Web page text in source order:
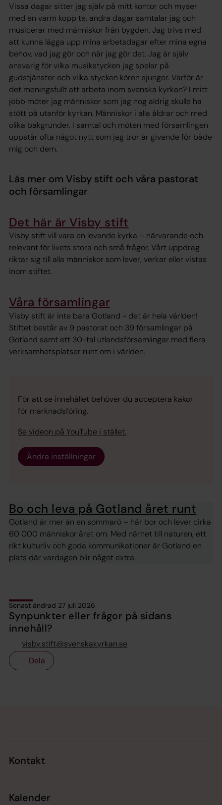
Vissa dagar sitter jag själv på mitt kontor och myser
med en varm kopp te, andra dagar samtalar jag och
musicerar med människor från bygden. Jag trivs med
att kunna lägga upp mina arbetsdagar efter mina egna
behov, vad jag gör och när jag gör det. Jag är själv
ansvarig för vilka musikstycken jag spelar på
gudstjänster och vilka stycken kören sjunger. Varför är
det meningsfullt att arbeta inom svenska kyrkan? I mitt
jobb möter jag människor som jag nog aldrig skulle ha
stött på utanför kyrkan. Människor i alla åldrar och med
olika bakgrunder. I samtal och möten med församlingen
uppstår ofta något nytt som jag tror är givande för både
mig och dem.
Läs mer om Visby stift och våra pastorat
och församlingar
Det här är Visby stift
Visby stift vill vara en levande kyrka – närvarande och
relevant för livets stora och små frågor. Vårt uppdrag
riktar sig till alla människor som lever, verkar eller vistas
inom stiftet.
Våra församlingar
Visby stift är inte bara Gotland - det är hela världen!
Stiftet består av 9 pastorat och 39 församlingar på
Gotland samt ett 30-tal utlandsförsamlingar med flera
verksamhetsplatser runt om i världen.
För att se innehållet behöver du acceptera kakor
för marknadsföring.
Se videon på YouTube i stället.
Ändra inställningar
Bo och leva på Gotland året runt
Gotland är mer än en sommarö – här bor och lever cirka
60 000 människor året om. Med närhet till naturen, ett
rikt kulturliv och goda kommunikationer är Gotland en
plats där vardagen blir något extra.
Senast ändrad 27 juli 2026
Synpunkter eller frågor på sidans
innehåll?
visby.stift@svenskakyrkan.se
Dela
Kontakt
Kalender